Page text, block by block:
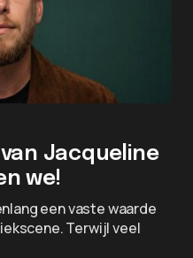
Jacqueline
we!
een vaste waarde
Terwijl veel